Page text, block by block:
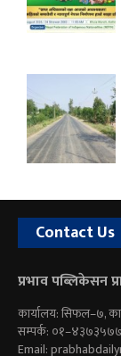
Contact Us
प्रभाव पब्लिकेसन
कार्यालय: सिफल–७,
सम्पर्क:
Email: